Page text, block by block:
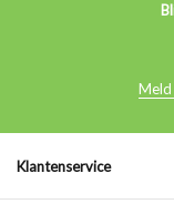
Meld
Klantenservice